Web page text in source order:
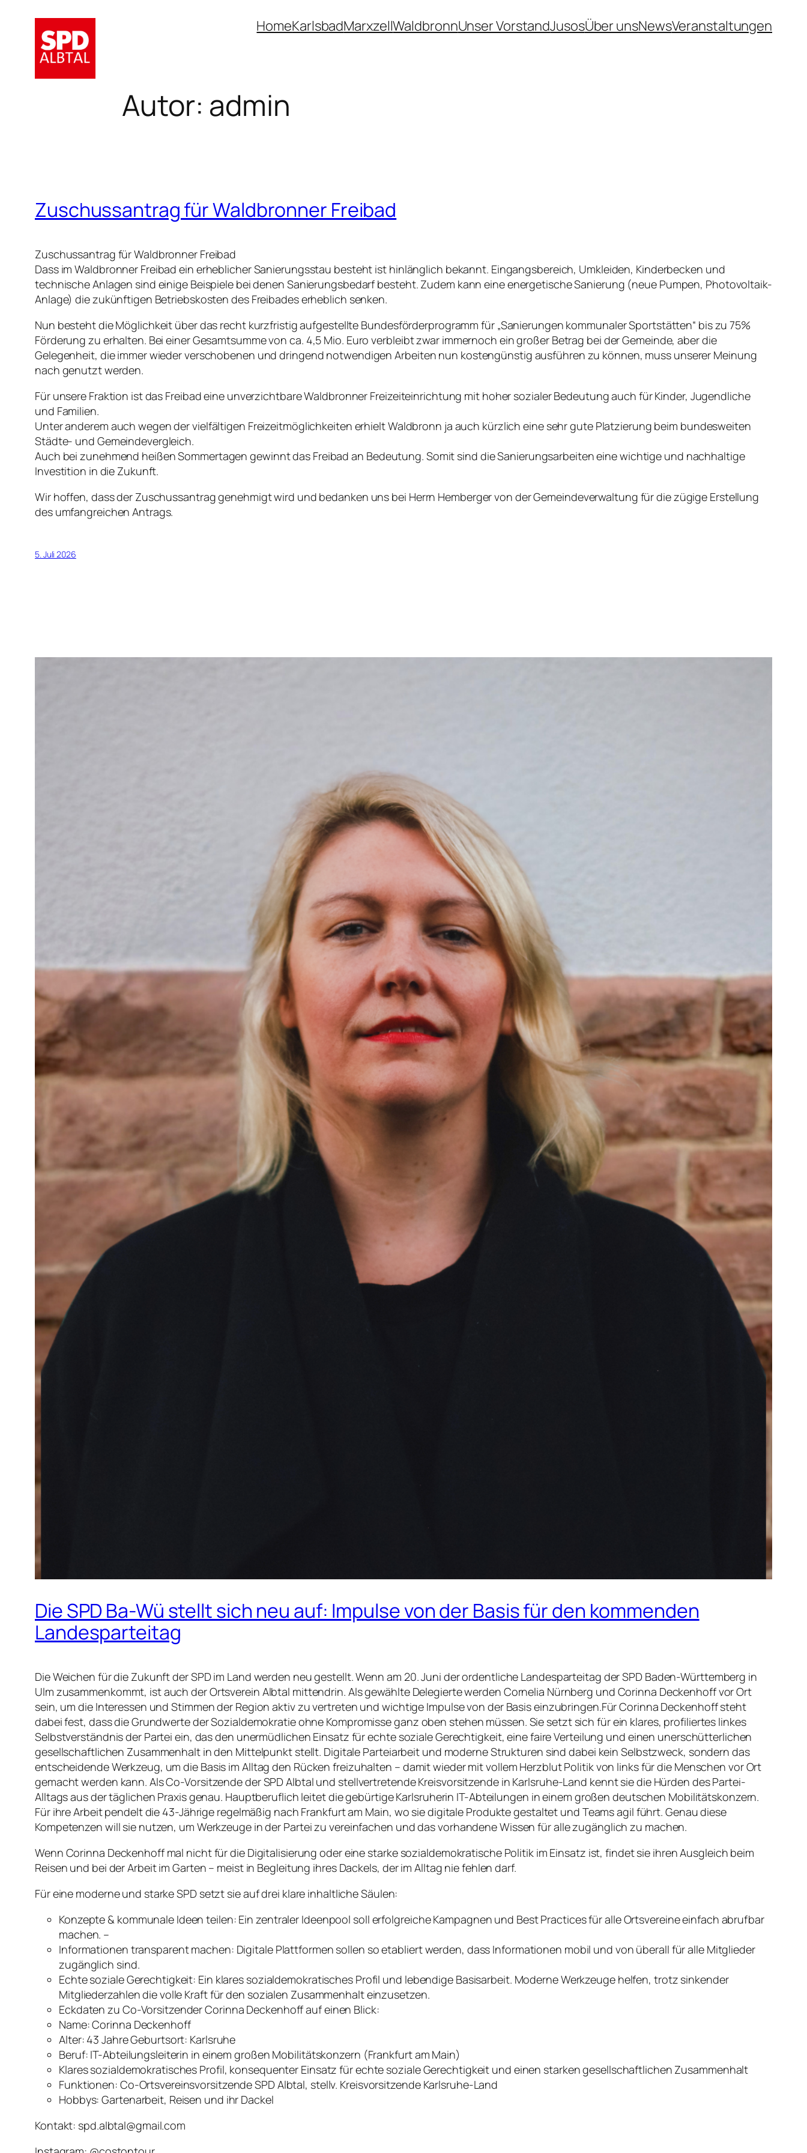
springen
HomeKarlsbadMarxzellWaldbronnUnser VorstandJusosÜber unsNewsVeranstaltungen
Autor: admin
Zuschussantrag für Waldbronner Freibad
Zuschussantrag für Waldbronner Freibad
Dass im Waldbronner Freibad ein erheblicher Sanierungsstau besteht ist hinlänglich bekannt. Eingangsbereich, Umkleiden, Kinderbecken und
technische Anlagen sind einige Beispiele bei denen Sanierungsbedarf besteht. Zudem kann eine energetische Sanierung (neue Pumpen, Photovoltaik-
Anlage) die zukünftigen Betriebskosten des Freibades erheblich senken.
Nun besteht die Möglichkeit über das recht kurzfristig aufgestellte Bundesförderprogramm für „Sanierungen kommunaler Sportstätten“ bis zu 75%
Förderung zu erhalten. Bei einer Gesamtsumme von ca. 4,5 Mio. Euro verbleibt zwar immernoch ein großer Betrag bei der Gemeinde, aber die
Gelegenheit, die immer wieder verschobenen und dringend notwendigen Arbeiten nun kostengünstig ausführen zu können, muss unserer Meinung
nach genutzt werden.
Für unsere Fraktion ist das Freibad eine unverzichtbare Waldbronner Freizeiteinrichtung mit hoher sozialer Bedeutung auch für Kinder, Jugendliche
und Familien.
Unter anderem auch wegen der vielfältigen Freizeitmöglichkeiten erhielt Waldbronn ja auch kürzlich eine sehr gute Platzierung beim bundesweiten
Städte- und Gemeindevergleich.
Auch bei zunehmend heißen Sommertagen gewinnt das Freibad an Bedeutung. Somit sind die Sanierungsarbeiten eine wichtige und nachhaltige
Investition in die Zukunft.
Wir hoffen, dass der Zuschussantrag genehmigt wird und bedanken uns bei Herrn Hemberger von der Gemeindeverwaltung für die zügige Erstellung
des umfangreichen Antrags.
5. Juli 2026
Die SPD Ba-Wü stellt sich neu auf: Impulse von der Basis für den kommenden
Landesparteitag
Die Weichen für die Zukunft der SPD im Land werden neu gestellt. Wenn am 20. Juni der ordentliche Landesparteitag der SPD Baden-Württemberg in
Ulm zusammenkommt, ist auch der Ortsverein Albtal mittendrin. Als gewählte Delegierte werden Cornelia Nürnberg und Corinna Deckenhoff vor Ort
sein, um die Interessen und Stimmen der Region aktiv zu vertreten und wichtige Impulse von der Basis einzubringen.Für Corinna Deckenhoff steht
dabei fest, dass die Grundwerte der Sozialdemokratie ohne Kompromisse ganz oben stehen müssen. Sie setzt sich für ein klares, profiliertes linkes
Selbstverständnis der Partei ein, das den unermüdlichen Einsatz für echte soziale Gerechtigkeit, eine faire Verteilung und einen unerschütterlichen
gesellschaftlichen Zusammenhalt in den Mittelpunkt stellt. Digitale Parteiarbeit und moderne Strukturen sind dabei kein Selbstzweck, sondern das
entscheidende Werkzeug, um die Basis im Alltag den Rücken freizuhalten – damit wieder mit vollem Herzblut Politik von links für die Menschen vor Ort
gemacht werden kann. Als Co-Vorsitzende der SPD Albtal und stellvertretende Kreisvorsitzende in Karlsruhe-Land kennt sie die Hürden des Partei-
Alltags aus der täglichen Praxis genau. Hauptberuflich leitet die gebürtige Karlsruherin IT-Abteilungen in einem großen deutschen Mobilitätskonzern.
Für ihre Arbeit pendelt die 43-Jährige regelmäßig nach Frankfurt am Main, wo sie digitale Produkte gestaltet und Teams agil führt. Genau diese
Kompetenzen will sie nutzen, um Werkzeuge in der Partei zu vereinfachen und das vorhandene Wissen für alle zugänglich zu machen.
Wenn Corinna Deckenhoff mal nicht für die Digitalisierung oder eine starke sozialdemokratische Politik im Einsatz ist, findet sie ihren Ausgleich beim
Reisen und bei der Arbeit im Garten – meist in Begleitung ihres Dackels, der im Alltag nie fehlen darf.
Für eine moderne und starke SPD setzt sie auf drei klare inhaltliche Säulen:
Konzepte & kommunale Ideen teilen: Ein zentraler Ideenpool soll erfolgreiche Kampagnen und Best Practices für alle Ortsvereine einfach abrufbar
machen. –
Informationen transparent machen: Digitale Plattformen sollen so etabliert werden, dass Informationen mobil und von überall für alle Mitglieder
zugänglich sind.
Echte soziale Gerechtigkeit: Ein klares sozialdemokratisches Profil und lebendige Basisarbeit. Moderne Werkzeuge helfen, trotz sinkender
Mitgliederzahlen die volle Kraft für den sozialen Zusammenhalt einzusetzen.
Eckdaten zu Co-Vorsitzender Corinna Deckenhoff auf einen Blick:
Name: Corinna Deckenhoff
Alter: 43 Jahre Geburtsort: Karlsruhe
Beruf: IT-Abteilungsleiterin in einem großen Mobilitätskonzern (Frankfurt am Main)
Klares sozialdemokratisches Profil, konsequenter Einsatz für echte soziale Gerechtigkeit und einen starken gesellschaftlichen Zusammenhalt
Funktionen: Co-Ortsvereinsvorsitzende SPD Albtal, stellv. Kreisvorsitzende Karlsruhe-Land
Hobbys: Gartenarbeit, Reisen und ihr Dackel
Kontakt: spd.albtal@gmail.com